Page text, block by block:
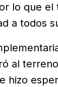
lo que
a todos
al
hizo